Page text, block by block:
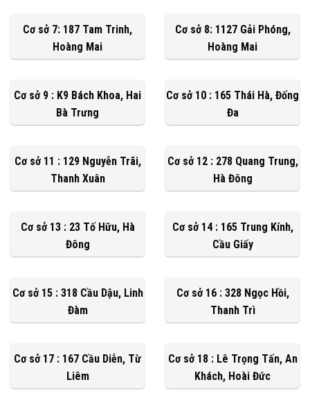
Cơ sở 7: 187 Tam Trinh,
Hoàng Mai
Cơ sở 8: 1127 Gải Phóng,
Hoàng Mai
Cơ sở 9 : K9 Bách Khoa, Hai
Bà Trưng
Cơ sở 10 : 165 Thái Hà, Đống
Đa
Cơ sở 11 : 129 Nguyễn Trãi,
Thanh Xuân
Cơ sở 12 : 278 Quang Trung,
Hà Đông
Cơ sở 13 : 23 Tố Hữu, Hà
Đông
Cơ sở 14 : 165 Trung Kính,
Cầu Giấy
Cơ sở 15 : 318 Cầu Dậu, Linh
Đàm
Cơ sở 16 : 328 Ngọc Hồi,
Thanh Trì
Cơ sở 17 : 167 Cầu Diễn, Từ
Liêm
Cơ sở 18 : Lê Trọng Tấn, An
Khách, Hoài Đức